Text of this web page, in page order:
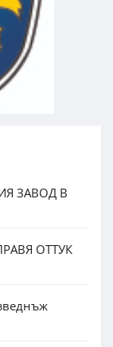
ЗАВОД В
ОТТУК